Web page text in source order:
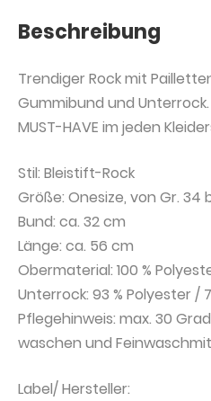
Beschreibung
Trendiger Rock mit
Gummibund und
MUST-HAVE im jeden
Stil: Bleistift-Rock
Größe: Onesize, von Gr. 34
Bund: ca. 32 cm
Länge: ca. 56 cm
Obermaterial: 100 %
Unterrock: 93 % Polyester /
Pflegehinweis: max. 30
waschen und
Label/ Hersteller: